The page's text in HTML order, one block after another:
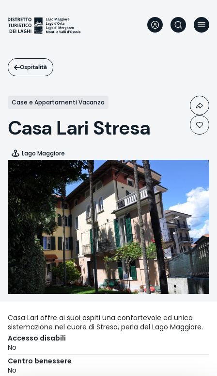
contenuto
principale
Ospitalità
Case e Appartamenti Vacanza
Casa Lari Stresa
Lago Maggiore
Casa Lari offre ai suoi ospiti una confortevole ed unica
sistemazione nel cuore di Stresa, perla del Lago Maggiore.
Accesso disabili
No
Centro benessere
No